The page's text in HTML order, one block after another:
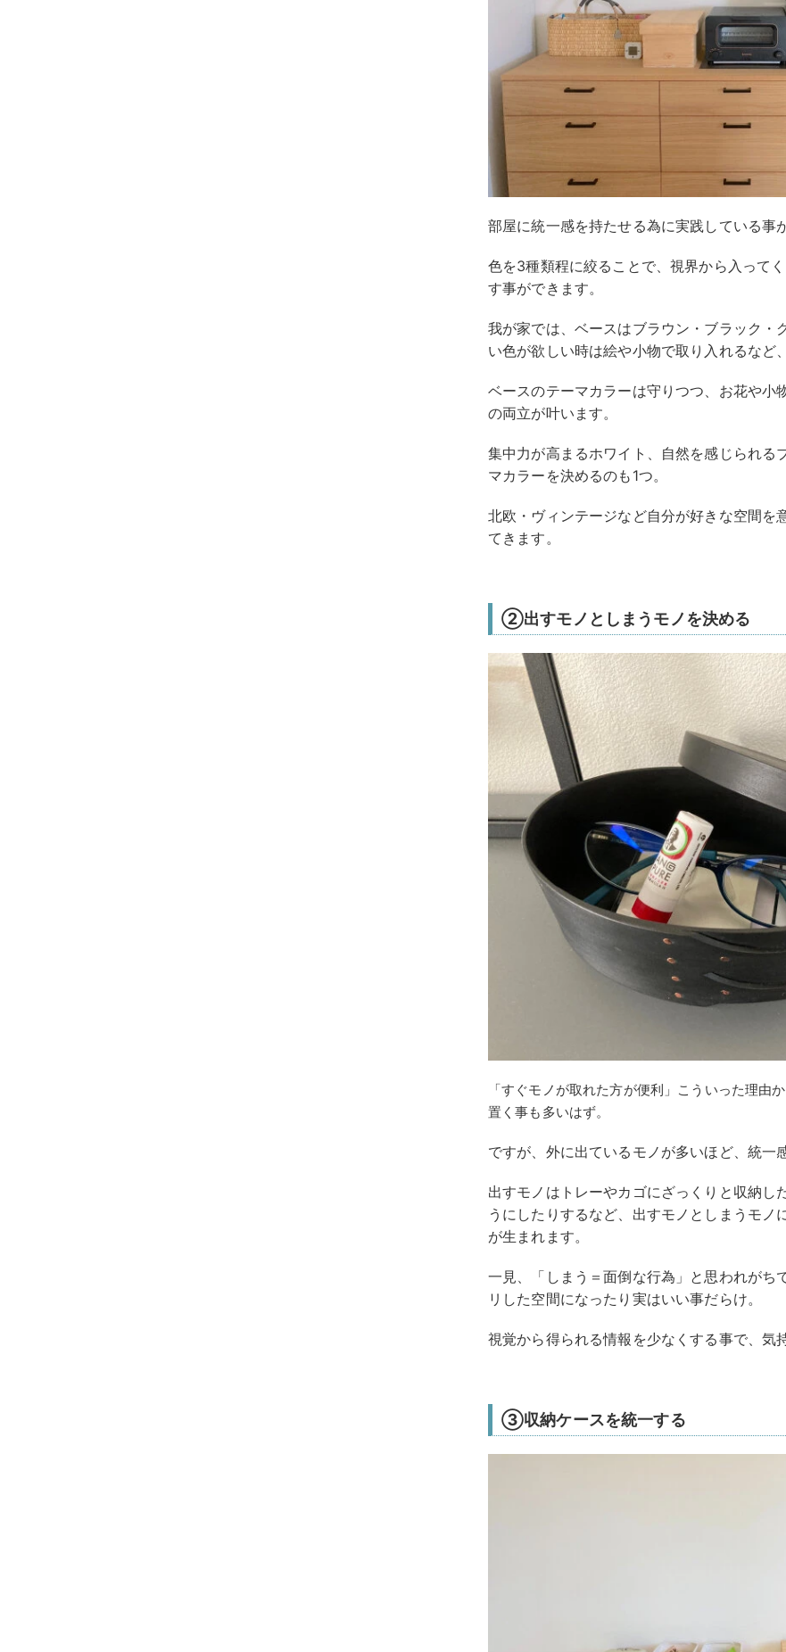
部屋に統一感を持たせる為に実践している事
色を3種類程に絞ることで、視界から入って
す事ができます。
我が家では、ベースはブラウン・ブラック・
い色が欲しい時は絵や小物で取り入れるなど
ベースのテーマカラーは守りつつ、お花や小
の両立が叶います。
集中力が高まるホワイト、自然を感じられる
マカラーを決めるのも1つ。
北欧・ヴィンテージなど自分が好きな空間を
てきます。
②出すモノとしまうモノを決める
「すぐモノが取れた方が便利」こういった理由
置く事も多いはず。
ですが、外に出ているモノが多いほど、統一
出すモノはトレーやカゴにざっくりと収納し
うにしたりするなど、出すモノとしまうモ
が生まれます。
一見、「しまう＝面倒な行為」と思われがち
リした空間になったり実はいい事だらけ。
視覚から得られる情報を少なくする事で、気
③収納ケースを統一する